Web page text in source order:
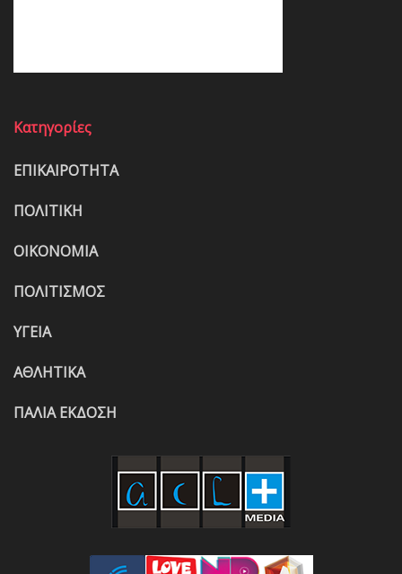
Κατηγορίες
ΕΠΙΚΑΙΡΟΤΗΤΑ
ΠΟΛΙΤΙΚΗ
ΟΙΚΟΝΟΜΙΑ
ΠΟΛΙΤΙΣΜΟΣ
ΥΓΕΙΑ
ΑΘΛΗΤΙΚΑ
ΠΑΛΙΑ ΕΚΔΟΣΗ